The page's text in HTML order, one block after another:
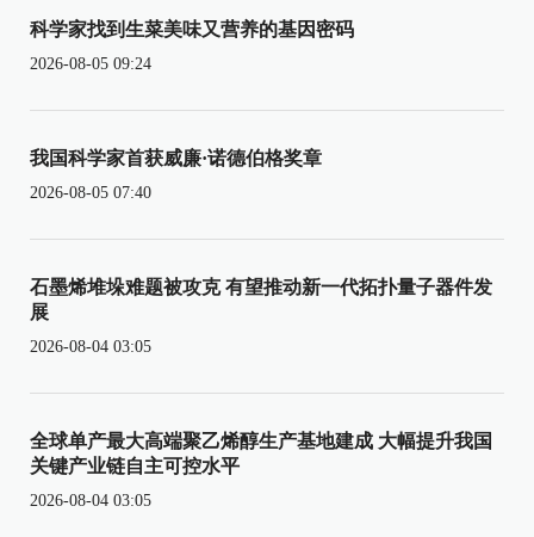
科学家找到生菜美味又营养的基因密码
2026-08-05 09:24
我国科学家首获威廉·诺德伯格奖章
2026-08-05 07:40
石墨烯堆垛难题被攻克 有望推动新一代拓扑量子器件发
展
2026-08-04 03:05
全球单产最大高端聚乙烯醇生产基地建成 大幅提升我国
关键产业链自主可控水平
2026-08-04 03:05